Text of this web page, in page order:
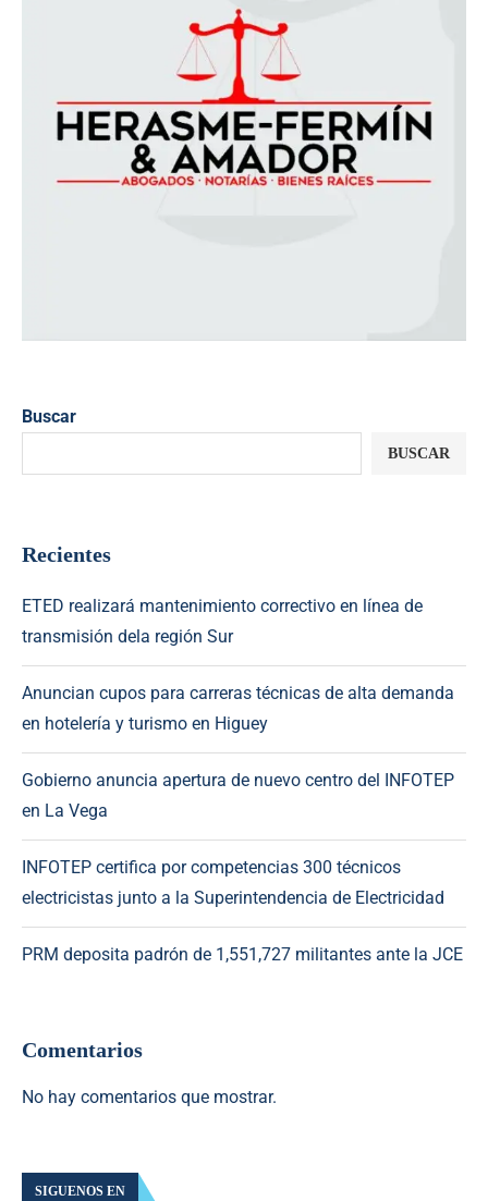
Buscar
BUSCAR
Recientes
ETED realizará mantenimiento correctivo en línea de
transmisión dela región Sur
Anuncian cupos para carreras técnicas de alta demanda
en hotelería y turismo en Higuey
Gobierno anuncia apertura de nuevo centro del INFOTEP
en La Vega
INFOTEP certifica por competencias 300 técnicos
electricistas junto a la Superintendencia de Electricidad
PRM deposita padrón de 1,551,727 militantes ante la JCE
Comentarios
No hay comentarios que mostrar.
SIGUENOS EN